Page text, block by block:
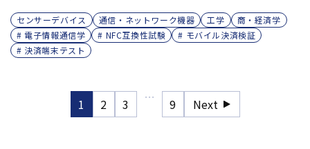
センサーデバイス 通信・ネットワーク機器 工学
商・経済学
# 電子情報通信学
# NFC互換性試験
# モバイル決済検証
# 決済端末テスト
1 2 3 … 9 Next